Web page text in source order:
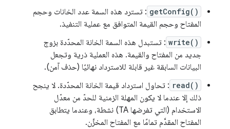
getConfig() : تسترد هذه السمة عدد الخانات وحجم
المفتاح وحجم القيمة المتوافق مع عملية التنفيذ.
write() : تستبدل هذه السمة الخانة المحدّدة بزوج
جديد من المفتاح والقيمة. هذه العملية ذرية وتجعل
البيانات السابقة غير قابلة للاسترداد نهائيًا (حذف آمن).
read() : تحاول استرداد قيمة الخانة المحدّدة. لا ينجح
ذلك إلا عندما لا يكون المهلة الزمنية للحدّ من معدّل
الاستخدام (التي تفرضها TA) نشطة، وعندما يتطابق
المفتاح المقدَّم تمامًا مع المفتاح المخزَّن.